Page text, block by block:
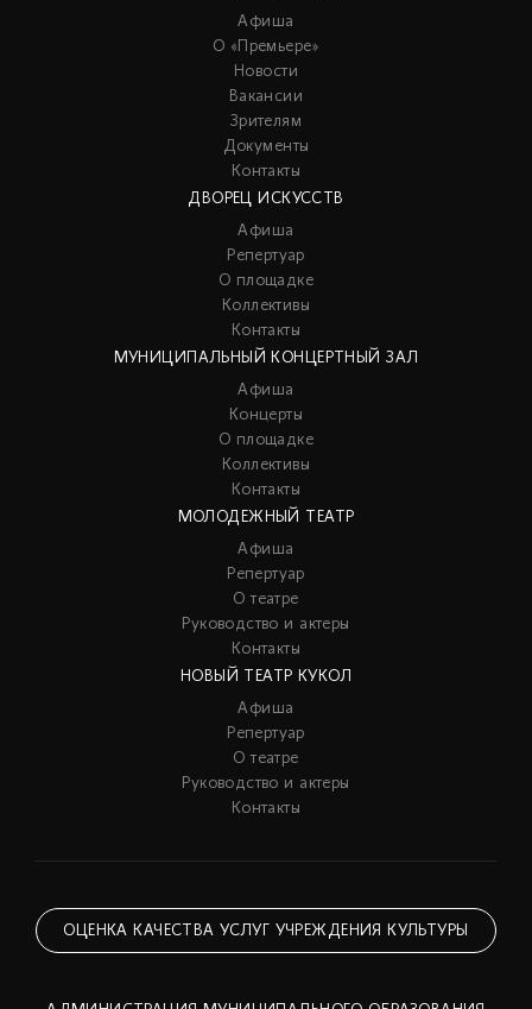
Афиша
О «Премьере»
Новости
Вакансии
Зрителям
Документы
Контакты
ДВОРЕЦ ИСКУССТВ
Афиша
Репертуар
О площадке
Коллективы
Контакты
МУНИЦИПАЛЬНЫЙ КОНЦЕРТНЫЙ ЗАЛ
Афиша
Концерты
О площадке
Коллективы
Контакты
МОЛОДЕЖНЫЙ ТЕАТР
Афиша
Репертуар
О театре
Руководство и актеры
Контакты
НОВЫЙ ТЕАТР КУКОЛ
Афиша
Репертуар
О театре
Руководство и актеры
Контакты
ОЦЕНКА КАЧЕСТВА УСЛУГ УЧРЕЖДЕНИЯ КУЛЬТУРЫ